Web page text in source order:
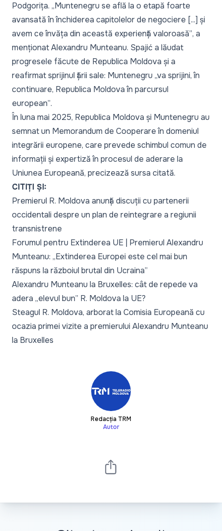
Podgorița. „Muntenegru se află la o etapă foarte
avansată în închiderea capitolelor de negociere [...] și
avem ce învăța din această experiență valoroasă”, a
menționat Alexandru Munteanu. Spajić a lăudat
progresele făcute de Republica Moldova și a
reafirmat sprijinul țării sale: Muntenegru „va sprijini, în
continuare, Republica Moldova în parcursul
european”.
În luna mai 2025, Republica Moldova și Muntenegru au
semnat un Memorandum de Cooperare în domeniul
integrării europene, care prevede schimbul comun de
informații și expertiză în procesul de aderare la
Uniunea Europeană, precizează sursa citată.
CITIȚI ȘI:
Premierul R. Moldova anunță discuții cu partenerii
occidentali despre un plan de reintegrare a regiunii
transnistrene
Forumul pentru Extinderea UE | Premierul Alexandru
Munteanu: „Extinderea Europei este cel mai bun
răspuns la războiul brutal din Ucraina”
Alexandru Munteanu la Bruxelles: cât de repede va
adera „elevul bun” R. Moldova la UE?
Steagul R. Moldova, arborat la Comisia Europeană cu
ocazia primei vizite a premierului Alexandru Munteanu
la Bruxelles
Redacția TRM
Autor